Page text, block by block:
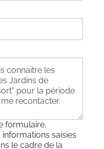
formulaire,
saisies
le cadre de la